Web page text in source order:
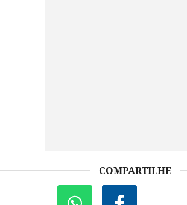
COMPARTILHE